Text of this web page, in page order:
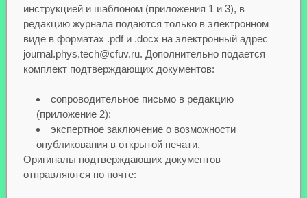
инструкцией и шаблоном (приложения 1 и 3), в
редакцию журнала подаются только в электронном
виде в форматах .pdf и .docx на электронный адрес
journal.phys.tech@cfuv.ru. Дополнительно подается
комплект подтверждающих документов:
сопроводительное письмо в редакцию
(приложение 2);
экспертное заключение о возможности
опубликования в открытой печати.
Оригиналы подтверждающих документов
отправляются по почте: